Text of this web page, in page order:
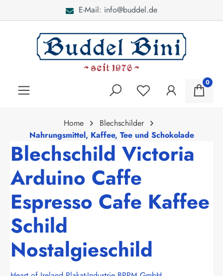
E-Mail: info@buddel.de
0
Home
Blechschilder
Nahrungsmittel, Kaffee, Tee und Schokolade
Blechschild Victoria
Arduino Caffe
Espresso Cafe Kaffee
Schild
Nostalgieschild